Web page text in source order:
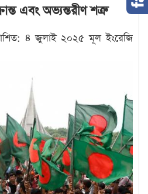
এবং অভ্যন্তরীণ শত্রু
৪ জুলাই ২০২৫ মূল ইংরেজি